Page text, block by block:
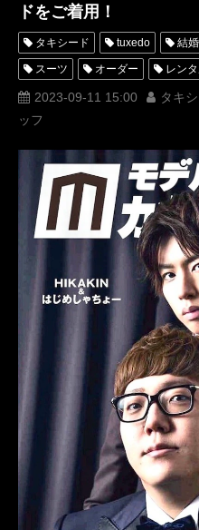
ドをご着用！
タキシード tuxedo 結
スーツ オーダー レン
レンタルタキシード ロッソ
MUNETAKAYOKOYAMA
オーダータキシード東京 オ
新郎衣装 レンタルタキシー
レンタルタキシード名古屋
タキシードオーダー東京 タ
青山 オ
レンタルタキシード横浜 は
みんなで共塔宣言 タワーオ
WEBCM
2023-09-11 15:00
タキ
ッフ